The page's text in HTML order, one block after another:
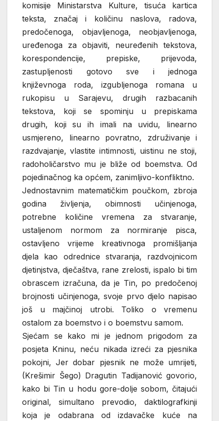
komisije Ministarstva Kulture, tisuća kartica
teksta, značaj i količinu naslova, radova,
predočenoga, objavljenoga, neobjavljenoga,
uređenoga za objaviti, neuređenih tekstova,
korespondencije, prepiske, prijevoda,
zastupljenosti gotovo sve i jednoga
književnoga roda, izgubljenoga romana u
rukopisu u Sarajevu, drugih razbacanih
tekstova, koji se spominju u prepiskama
drugih, koji su ih imali na uvidu, linearno
usmjereno, linearno povratno, združivanje i
razdvajanje, vlastite intimnosti, uistinu ne stoji,
radoholičarstvo mu je bliže od boemstva. Od
pojedinačnog ka općem, zanimljivo-konfliktno.
Jednostavnim matematičkim poučkom, zbroja
godina življenja, obimnosti učinjenoga,
potrebne količine vremena za stvaranje,
ustaljenom normom za normiranje pisca,
ostavljeno vrijeme kreativnoga promišljanja
djela kao odrednice stvaranja, razdvojnicom
djetinjstva, dječaštva, rane zrelosti, ispalo bi tim
obrascem izračuna, da je Tin, po predočenoj
brojnosti učinjenoga, svoje prvo djelo napisao
još u majčinoj utrobi. Toliko o vremenu
ostalom za boemstvo i o boemstvu samom.
Sjećam se kako mi je jednom prigodom za
posjeta Kninu, neću nikada izreći za pjesnika
pokojni, Jer dobar pjesnik ne može umrijeti,
(Krešimir Šego) Dragutin Tadijanović govorio,
kako bi Tin u hodu gore-dolje sobom, čitajući
original, simultano prevodio, daktilografkinji
koja je odabrana od izdavačke kuće na